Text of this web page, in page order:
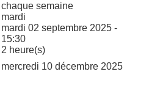
chaque semaine
mardi
mardi 02 septembre 2025 -
15:30
2 heure(s)
mercredi 10 décembre 2025